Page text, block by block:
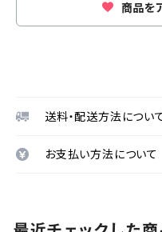
商品を
送料・配送方法につい
お支払い方法について